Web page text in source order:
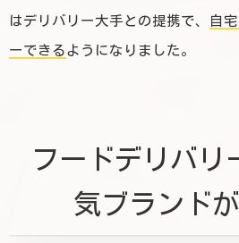
はデリバリー大手との提携で、 自
ーできるようになりました。
フードデリバリ
気ブランド